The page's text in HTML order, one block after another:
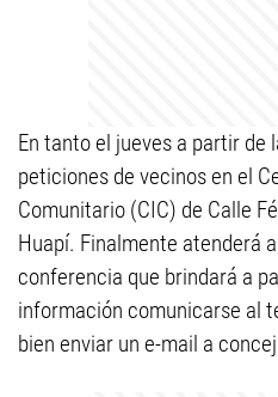
En tanto el jueves a partir de
peticiones de vecinos en el
Comunitario (CIC) de Calle
Huapí. Finalmente atenderá
conferencia que brindará a
información comunicarse al
bien enviar un e-mail a